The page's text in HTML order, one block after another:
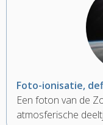
Foto-ionisatie,
Een foton van de
atmosferische